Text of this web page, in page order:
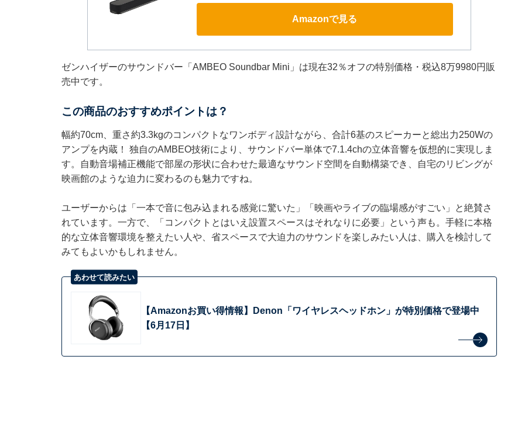
Amazonで見る
ゼンハイザーのサウンドバー「AMBEO Soundbar Mini」は現在32％オフの特別価格・税込8万9980円販
売中です。
この商品のおすすめポイントは？
幅約70cm、重さ約3.3kgのコンパクトなワンボディ設計ながら、合計6基のスピーカーと総出力250Wの
アンプを内蔵！ 独自のAMBEO技術により、サウンドバー単体で7.1.4chの立体音響を仮想的に実現しま
す。自動音場補正機能で部屋の形状に合わせた最適なサウンド空間を自動構築でき、自宅のリビングが
映画館のような迫力に変わるのも魅力ですね。
ユーザーからは「一本で音に包み込まれる感覚に驚いた」「映画やライブの臨場感がすごい」と絶賛さ
れています。一方で、「コンパクトとはいえ設置スペースはそれなりに必要」という声も。手軽に本格
的な立体音響環境を整えたい人や、省スペースで大迫力のサウンドを楽しみたい人は、購入を検討して
みてもよいかもしれません。
あわせて読みたい
【Amazonお買い得情報】Denon「ワイヤレスヘッドホン」が特別価格で登場中
【6月17日】